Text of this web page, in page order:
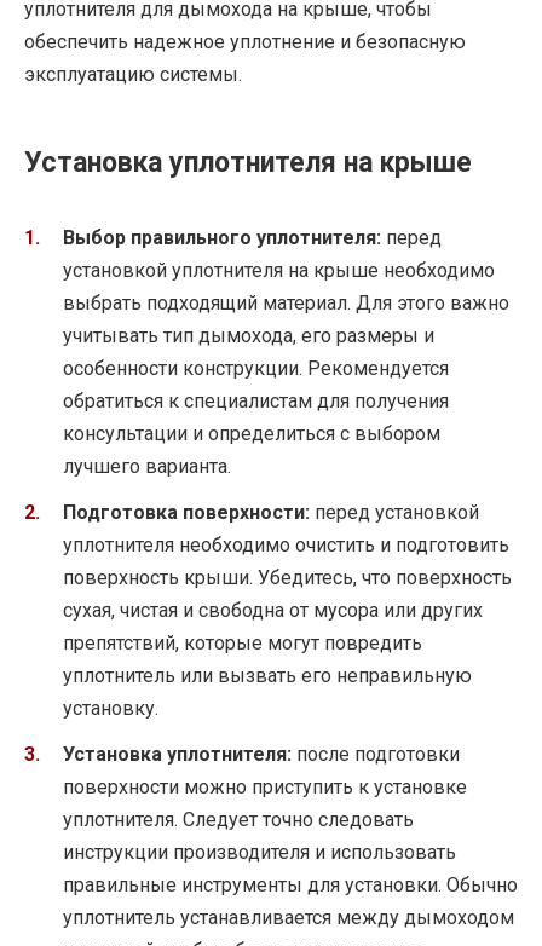
уплотнителя для дымохода на крыше, чтобы
обеспечить надежное уплотнение и безопасную
эксплуатацию системы.
Установка уплотнителя на крыше
Выбор правильного уплотнителя: перед
установкой уплотнителя на крыше необходимо
выбрать подходящий материал. Для этого важно
учитывать тип дымохода, его размеры и
особенности конструкции. Рекомендуется
обратиться к специалистам для получения
консультации и определиться с выбором
лучшего варианта.
Подготовка поверхности: перед установкой
уплотнителя необходимо очистить и подготовить
поверхность крыши. Убедитесь, что поверхность
сухая, чистая и свободна от мусора или других
препятствий, которые могут повредить
уплотнитель или вызвать его неправильную
установку.
Установка уплотнителя: после подготовки
поверхности можно приступить к установке
уплотнителя. Следует точно следовать
инструкции производителя и использовать
правильные инструменты для установки. Обычно
уплотнитель устанавливается между дымоходом